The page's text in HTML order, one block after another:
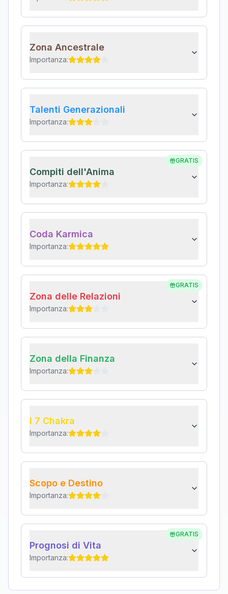
Zona Ancestrale
Importanza:
Talenti Generazionali
Importanza:
GRATIS
Compiti dell'Anima
Importanza:
Coda Karmica
Importanza:
GRATIS
Zona delle Relazioni
Importanza:
Zona della Finanza
Importanza:
I 7 Chakra
Importanza:
Scopo e Destino
Importanza:
GRATIS
Prognosi di Vita
Importanza: